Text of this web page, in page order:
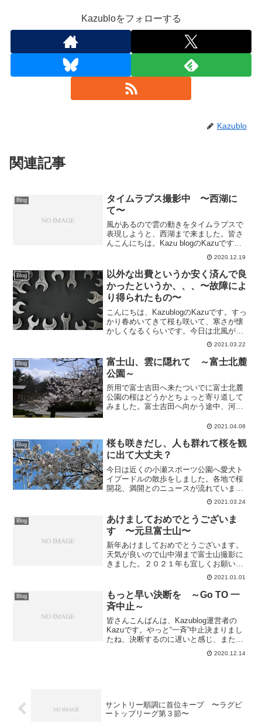
Kazubloをフォローする
Kazublo
関連記事
Blog
タイムラプス撮影中 〜西湖に
て〜
風があるので雲の動きをタイムラプスで
表現しようと、西湖まで来ました。皆さ
んこんにちは。Kazu blogのKazuです。
今日は太陽が出ていますが風が強くて体
感温度は低い1日ですね！これだけ風があ
ると雲の動きをタイムラプス撮影出来る
のではと思...
2020.12.19
Blog
以外な出費というか安く済んで良
かったというか、、、〜故障によ
り得られたもの〜
こんにちは、KazublogのKazuです。すっ
かり春めいてきて桜も咲いて、寒さが懐
かしくなるくらいです。今日は北風があ
り、体感温度は低いので服装選びが大変
です。ブログで何度か掲載した我が愛車
24万キロ超のプリウスですが、この冬エ
ンジンの水...
2021.03.22
Blog
富士山、雲に隠れて ～富士北麓
公園～
所用で富士吉田へ来たついでに富士北麓
公園の桜はどうかとちょっと寄り道して
みました。富士吉田へ向かう途中、河口
が、4/3から開催されている富士・河口湖
いていました。河口湖...
2021.04.08
Blog
桜も咲きだし、人も群れて桜を観
に出て大丈夫？
今日は近くの小瀬スポーツ公園へ愛犬ト
イプードルの散歩をしました。各地で桜
開花、満開とのニュースが流れています
が、小瀬スポーツ公園の桜も満開に近い
状態まで咲いておりました。平日にも関
わらず、家族連れでの来園者が多数おり
ました。今日東京では新型...
2021.03.24
Blog
あけましておめでとうございま
す 〜元旦富士山〜
新年あけましておめでとうございます。
天気が良いので山中湖まで富士山撮影に
きました。２０２１年も宜しくお願い致
します。山中湖 長池親水公園より2021.01.01
Blog
もっと早い決断を ～Go TO 一
斉中止～
皆さんこんばんは、Kazublog運営者の
Kazuです。やっと“一斉”中止決まりまし
たね、決断するのに遅いと感じ、また中
止開始が遅いと感じたGo To トラベル一
斉中止の発表ですが、とりあえず人の動
2020.12.14
サントリー順調に首位キープ 〜ラグビ
ートップリーグ第３節〜